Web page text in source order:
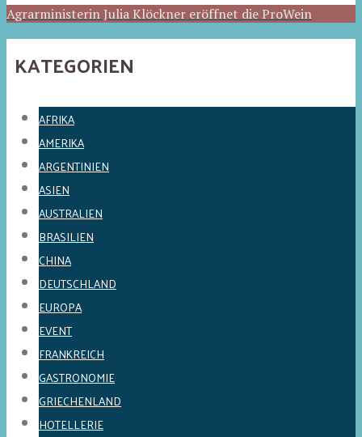
Agrarministerin Julia Klöckner eröffnet die ProWein
KATEGORIEN
AFRIKA
AMERIKA
ARGENTINIEN
ASIEN
AUSTRALIEN
BRASILIEN
CHINA
DEUTSCHLAND
EUROPA
EVENT
FRANKREICH
GASTRONOMIE
GRIECHENLAND
HOTELLERIE